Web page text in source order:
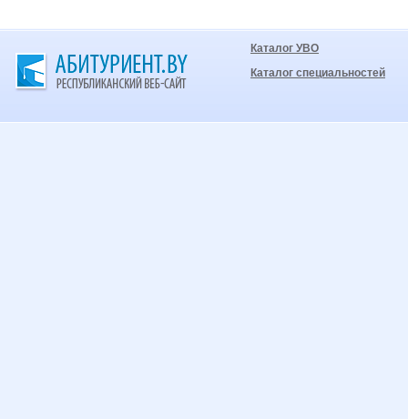
Каталог УВО
Каталог специальностей